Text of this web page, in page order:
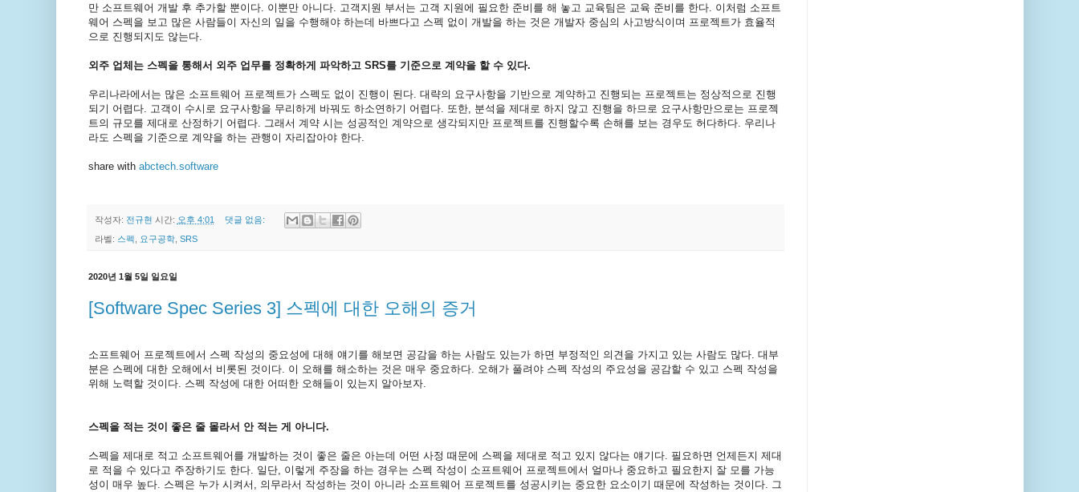
만 소프트웨어 개발 후 추가할 뿐이다. 이뿐만 아니다. 고객지원 부서는 고객 지원에 필요한 준비를 해 놓고 교육팀은 교육 준비를 한다. 이처럼 소프트
웨어 스펙을 보고 많은 사람들이 자신의 일을 수행해야 하는데 바쁘다고 스펙 없이 개발을 하는 것은 개발자 중심의 사고방식이며 프로젝트가 효율적
으로 진행되지도 않는다.
외주 업체는 스펙을 통해서 외주 업무를 정확하게 파악하고 SRS를 기준으로 계약을 할 수 있다.
우리나라에서는 많은 소프트웨어 프로젝트가 스펙도 없이 진행이 된다. 대략의 요구사항을 기반으로 계약하고 진행되는 프로젝트는 정상적으로 진행
되기 어렵다. 고객이 수시로 요구사항을 무리하게 바꿔도 하소연하기 어렵다. 또한, 분석을 제대로 하지 않고 진행을 하므로 요구사항만으로는 프로젝
트의 규모를 제대로 산정하기 어렵다. 그래서 계약 시는 성공적인 계약으로 생각되지만 프로젝트를 진행할수록 손해를 보는 경우도 허다하다. 우리나
라도 스펙을 기준으로 계약을 하는 관행이 자리잡아야 한다.
share with abctech.software
작성자: 전규현 시간: 오후 4:01 댓글 없음:
라벨: 스펙 요구공학, SRS
2020년 1월 5일 일요일
[Software Spec Series 3] 스펙에 대한 오해의 증거
소프트웨어 프로젝트에서 스펙 작성의 중요성에 대해 얘기를 해보면 공감을 하는 사람도 있는가 하면 부정적인 의견을 가지고 있는 사람도 많다. 대부
분은 스펙에 대한 오해에서 비롯된 것이다. 이 오해를 해소하는 것은 매우 중요하다. 오해가 풀려야 스펙 작성의 주요성을 공감할 수 있고 스펙 작성을
위해 노력할 것이다. 스펙 작성에 대한 어떠한 오해들이 있는지 알아보자.
스펙을 적는 것이 좋은 줄 몰라서 안 적는 게 아니다.
스펙을 제대로 적고 소프트웨어를 개발하는 것이 좋은 줄은 아는데 어떤 사정 때문에 스펙을 제대로 적고 있지 않다는 얘기다. 필요하면 언제든지 제대
로 적을 수 있다고 주장하기도 한다. 일단, 이렇게 주장을 하는 경우는 스펙 작성이 소프트웨어 프로젝트에서 얼마나 중요하고 필요한지 잘 모를 가능
성이 매우 높다. 스펙은 누가 시켜서, 의무라서 작성하는 것이 아니라 소프트웨어 프로젝트를 성공시키는 중요한 요소이기 때문에 작성하는 것이다. 그